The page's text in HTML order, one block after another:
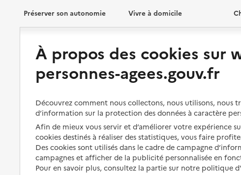
Préserver son autonomie
et droits
s'équiper
santé
Organiser à l'avance sa propre
protection
Les mesures de protection
Les obligations de la famille
Vivre à domicile
Bénéficier de soins à domicile
Aides financières
Partager son logement
Vivre à domicile avec une
maladie ou un handicap
Être hospitalisé
À propos des cookies sur
personnes-agees.gouv.fr
Découvrez comment nous collectons, nous utilisons, nous
d’information sur la protection des données à caractère
Afin de mieux vous servir et d’améliorer votre expérience
cookies destinés à réaliser des statistiques, vous faire
Des cookies sont utilisés dans le cadre de campagne
campagnes et afficher de la publicité personnalisée en
Pour en savoir plus, consultez la partie sur notre politique